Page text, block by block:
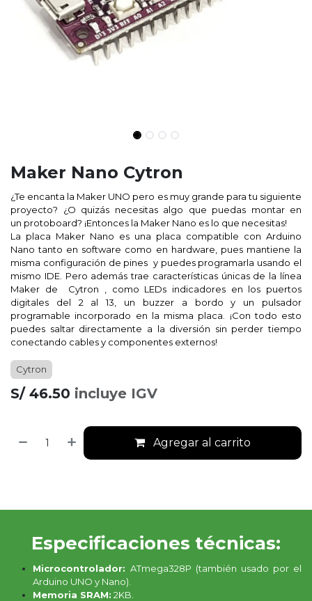
Maker Nano Cytron
¿Te encanta la Maker UNO pero es muy grande para tu siguiente
proyecto? ¿O quizás necesitas algo que puedas montar en
un protoboard? ¡Entonces la Maker Nano es lo que necesitas!
La placa Maker Nano es una placa compatible con Arduino
Nano tanto en software como en hardware, pues mantiene la
misma configuración de pines y puedes programarla usando el
mismo IDE. Pero además trae características únicas de la línea
Maker de Cytron
, como LEDs indicadores en los puertos
digitales del 2 al 13, un buzzer a bordo y un pulsador
programable incorporado en la misma placa. ¡Con todo esto
puedes saltar directamente a la diversión sin perder tiempo
conectando cables y componentes externos!
Cytron
S/ 46.50 incluye IGV
Agregar al carrito
Especificaciones técnicas:
Microcontrolador: ATmega328P (también usado por el
Arduino UNO y Nano).
Memoria SRAM: 2KB.